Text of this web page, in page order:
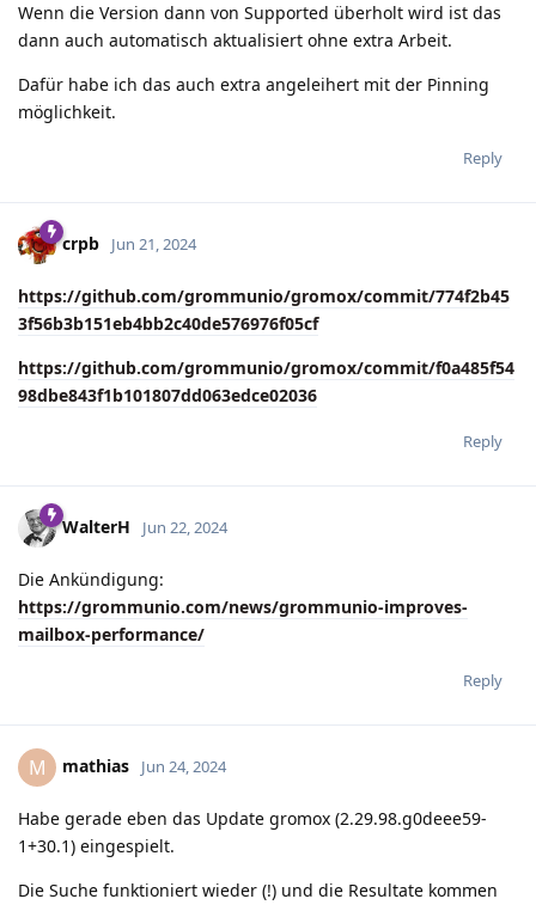
Wenn die Version dann von Supported überholt wird ist das
dann auch automatisch aktualisiert ohne extra Arbeit.
Dafür habe ich das auch extra angeleihert mit der Pinning
möglichkeit.
Reply
crpb Jun 21, 2024
https://github.com/grommunio/gromox/commit/774f2b45
3f56b3b151eb4bb2c40de576976f05cf
https://github.com/grommunio/gromox/commit/f0a485f54
98dbe843f1b101807dd063edce02036
Reply
WalterH Jun 22, 2024
Die Ankündigung:
https://grommunio.com/news/grommunio-improves-
mailbox-performance/
Reply
M mathias Jun 24, 2024
Habe gerade eben das Update gromox (2.29.98.g0deee59-
1+30.1) eingespielt.
Die Suche funktioniert wieder (!) und die Resultate kommen